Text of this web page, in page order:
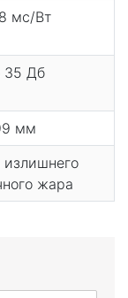
мс/Вт
35 Дб
мм
излишнего
жара